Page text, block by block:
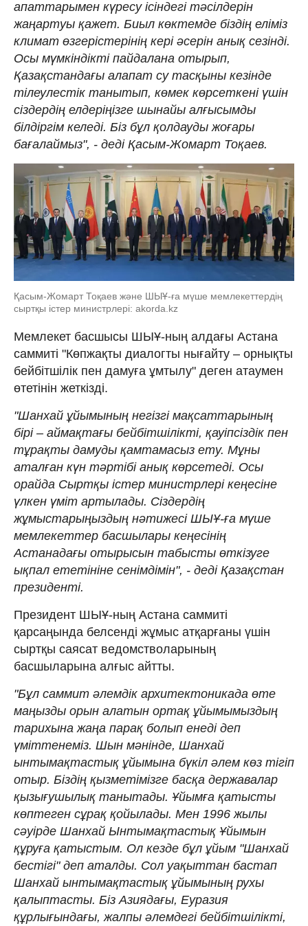
апаттарымен күресу ісіндегі тәсілдерін
жаңартуы қажет. Биыл көктемде біздің еліміз
климат өзгерістерінің кері әсерін анық сезінді.
Осы мүмкіндікті пайдалана отырып,
Қазақстандағы алапат су тасқыны кезінде
тілеулестік танытып, көмек көрсеткені үшін
сіздердің елдеріңізге шынайы алғысымды
білдіргім келеді. Біз бұл қолдауды жоғары
бағалаймыз", - деді Қасым-Жомарт Тоқаев.
Қасым-Жомарт Тоқаев және ШЫҰ-ға мүше мемлекеттердің
сыртқы істер министрлері: akorda.kz
Мемлекет басшысы ШЫҰ-ның алдағы Астана
саммиті "Көпжақты диалогты нығайту – орнықты
бейбітшілік пен дамуға ұмтылу" деген атаумен
өтетінін жеткізді.
"Шанхай ұйымының негізгі мақсаттарының
бірі – аймақтағы бейбітшілікті, қауіпсіздік пен
тұрақты дамуды қамтамасыз ету. Мұны
аталған күн тәртібі анық көрсетеді. Осы
орайда Сыртқы істер министрлері кеңесіне
үлкен үміт артылады. Сіздердің
жұмыстарыңыздың нәтижесі ШЫҰ-ға мүше
мемлекеттер басшылары кеңесінің
Астанадағы отырысын табысты өткізуге
ықпал ететініне сенімдімін", - деді Қазақстан
президенті.
Президент ШЫҰ-ның Астана саммиті
қарсаңында белсенді жұмыс атқарғаны үшін
сыртқы саясат ведомстволарының
басшыларына алғыс айтты.
"Бұл саммит әлемдік архитектоникада өте
маңызды орын алатын ортақ ұйымымыздың
тарихына жаңа парақ болып енеді деп
үміттенеміз. Шын мәнінде, Шанхай
ынтымақтастық ұйымына бүкіл әлем көз тігіп
отыр. Біздің қызметімізге басқа державалар
қызығушылық танытады. Ұйымға қатысты
көптеген сұрақ қойылады. Мен 1996 жылы
сәуірде Шанхай Ынтымақтастық Ұйымын
құруға қатыстым. Ол кезде бұл ұйым "Шанхай
бестігі" деп аталды. Сол уақыттан бастап
Шанхай ынтымақтастық ұйымының рухы
қалыптасты. Біз Азиядағы, Еуразия
құрлығындағы, жалпы әлемдегі бейбітшілікті,